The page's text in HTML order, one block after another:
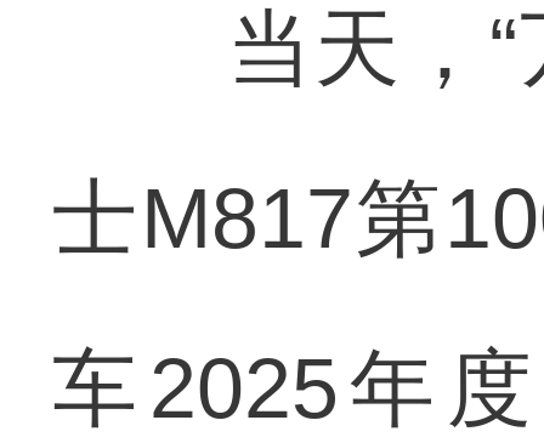
当天，“
士M817第
车2025年